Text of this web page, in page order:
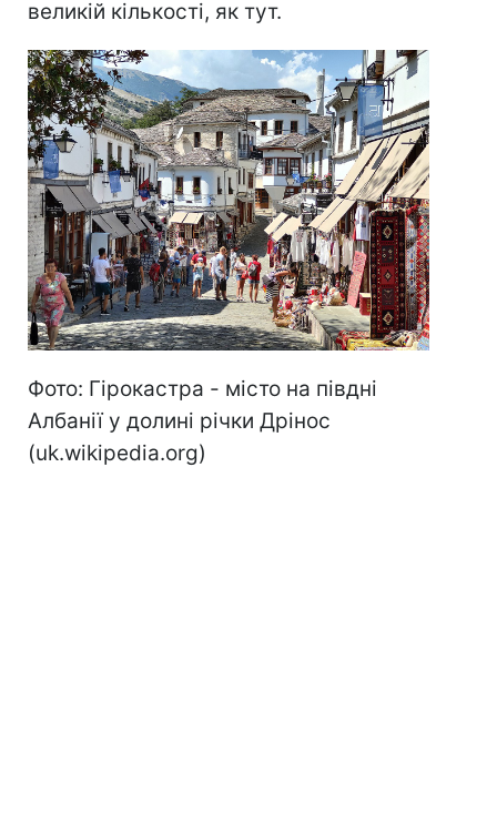
великій кількості, як тут.
Фото: Гірокастра - місто на півдні
Албанії у долині річки Дрінос
(uk.wikipedia.org)